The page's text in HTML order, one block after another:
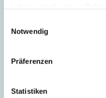
Notwendig
Präferenzen
Statistiken